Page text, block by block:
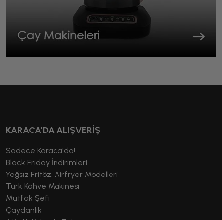
KARACA’DA ALIŞVERİŞ
Sadece Karaca'da!
Black Friday İndirimleri
Yağsız Fritöz, Airfryer Modelleri
Türk Kahve Makinesi
Mutfak Şefi
Çaydanlık